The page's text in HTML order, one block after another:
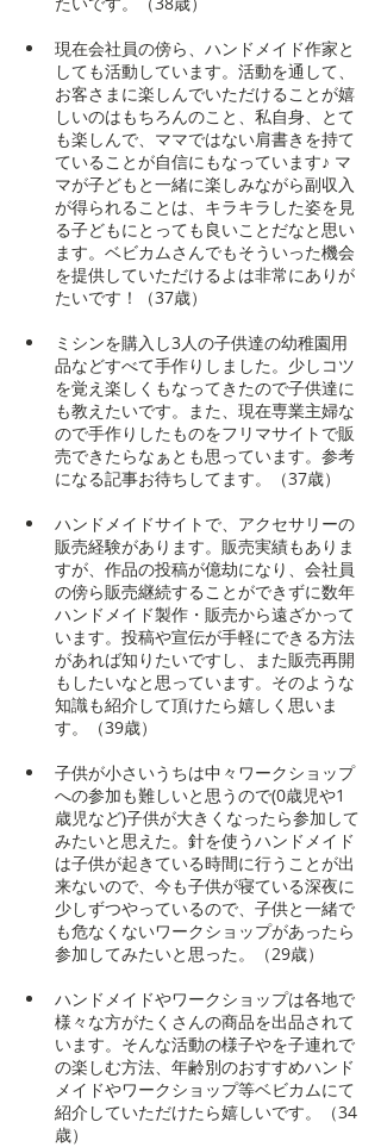
現在会社員の傍ら、ハンドメイド作家と
しても活動しています。活動を通して、
お客さまに楽しんでいただけることが嬉
しいのはもちろんのこと、私自身、とて
も楽しんで、ママではない肩書きを持て
ていることが自信にもなっています♪ マ
マが子どもと一緒に楽しみながら副収入
が得られることは、キラキラした姿を見
る子どもにとっても良いことだなと思い
ます。ベビカムさんでもそういった機会
を提供していただけるよは非常にありが
たいです！（37歳）
ミシンを購入し3人の子供達の幼稚園用
品などすべて手作りしました。少しコツ
を覚え楽しくもなってきたので子供達に
も教えたいです。また、現在専業主婦な
ので手作りしたものをフリマサイトで販
売できたらなぁとも思っています。参考
になる記事お待ちしてます。（37歳）
ハンドメイドサイトで、アクセサリーの
販売経験があります。販売実績もありま
すが、作品の投稿が億劫になり、会社員
の傍ら販売継続することができずに数年
ハンドメイド製作・販売から遠ざかって
います。投稿や宣伝が手軽にできる方法
があれば知りたいですし、また販売再開
もしたいなと思っています。そのような
知識も紹介して頂けたら嬉しく思いま
す。（39歳）
子供が小さいうちは中々ワークショップ
への参加も難しいと思うので(0歳児や1
歳児など)子供が大きくなったら参加して
みたいと思えた。針を使うハンドメイド
は子供が起きている時間に行うことが出
来ないので、今も子供が寝ている深夜に
少しずつやっているので、子供と一緒で
も危なくないワークショップがあったら
参加してみたいと思った。（29歳）
ハンドメイドやワークショップは各地で
様々な方がたくさんの商品を出品されて
います。そんな活動の様子やを子連れで
の楽しむ方法、年齢別のおすすめハンド
メイドやワークショップ等ベビカムにて
紹介していただけたら嬉しいです。（34
歳）